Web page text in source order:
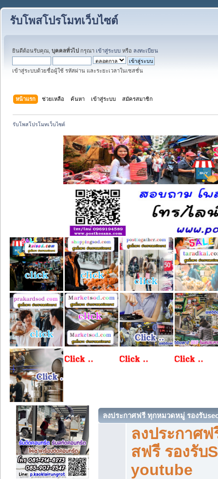
รับโพสโปรโมทเว็บไซต์
ยินดีต้อนรับคุณ, บุคคลทั่วไป กรุณา เข้าสู่ระบบ หรือ ลงทะเบียน
เข้าสู่ระบบด้วยชื่อผู้ใช้ รหัสผ่าน และระยะเวลาในเซสชั่น
หน้าแรก ช่วยเหลือ ค้นหา เข้าสู่ระบบ สมัครสมาชิก
รับโพสโปรโมทเว็บไซต์
ลงประกาศฟรี ทุกหมวดหมู่ รองรับ
ลงประกาศ
สฟรี รองรับ
youtube